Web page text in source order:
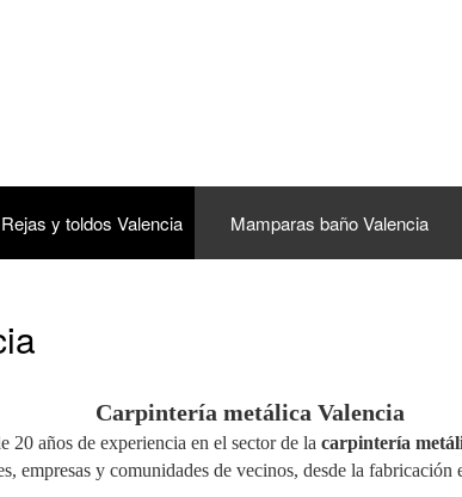
Rejas y toldos Valencia Mamparas baño Valencia
Carpintería metálica Valencia
20 años de experiencia en el sector de la carpintería
empresas y comunidades de vecinos, desde la fabricación